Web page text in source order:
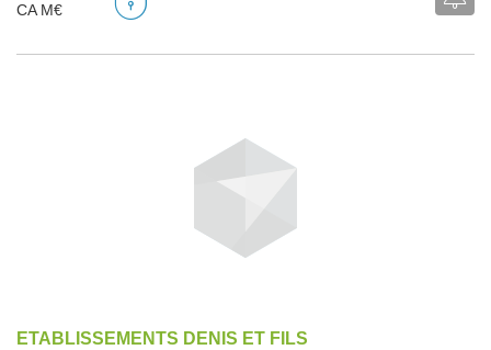
CA M€
ETABLISSEMENTS DENIS ET FILS